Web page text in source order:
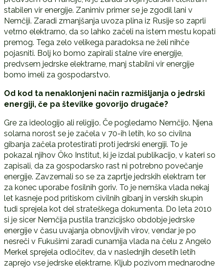
stabilen vir energije. Zanimiv primer se je zgodil lani v
Nemčiji. Zaradi zmanjšanja uvoza plina iz Rusije so zaprli
vetrno elektrarno, da so lahko začeli na istem mestu kopati
premog. Tega zelo velikega paradoksa ne želi nihče
pojasniti. Bolj ko bomo zapirali stalne vire energije,
predvsem jedrske elektrarne, manj stabilni vir energije
bomo imeli za gospodarstvo.
Od kod ta nenaklonjeni način razmišljanja o jedrski
energiji, če pa številke govorijo drugače?
Gre za ideologijo ali religijo. Če pogledamo Nemčijo. Njena
solarna norost se je začela v 70-ih letih, ko so civilna
gibanja začela protestirati proti jedrski energiji. To je
pokazal njihov Öko Institut, ki je izdal publikacijo, v kateri so
zapisali, da za gospodarsko rast ni potrebno povečanje
energije. Zavzemali so se za zaprtje jedrskih elektrarn ter
za konec uporabe fosilnih goriv. To je nemška vlada nekaj
let kasneje pod pritiskom civilnih gibanj in verskih skupin
tudi sprejela kot del strateškega dokumenta. Do leta 2010
si je sicer Nemčija pustila tranzicijsko obdobje jedrske
energije v času uvajanja obnovljivih virov, vendar je po
nesreči v Fukušimi zaradi cunamija vlada na čelu z Angelo
Merkel sprejela odločitev, da v naslednjih desetih letih
zaprejo vse jedrske elektrarne. Kljub pozivom mednarodne